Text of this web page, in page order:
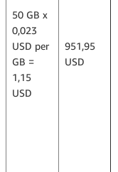
50 GB x
0,023
USD per
GB =
1,15
USD
951,95
USD